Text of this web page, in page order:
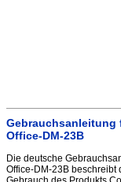
Gebrauchsanleitung
Office-DM-23B
Die deutsche
Office-DM-23B beschreibt